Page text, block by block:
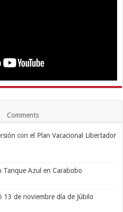
Comments
con el Plan Vacacional Libertador
Tanque Azul en Carabobo
de noviembre día de Júbilo